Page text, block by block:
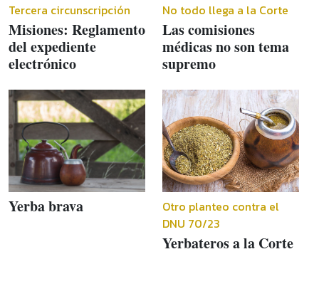
Tercera circunscripción
Misiones: Reglamento
del expediente
electrónico
No todo llega a la Corte
Las comisiones
médicas no son tema
supremo
Yerba brava
Otro planteo contra el
DNU 70/23
Yerbateros a la Corte